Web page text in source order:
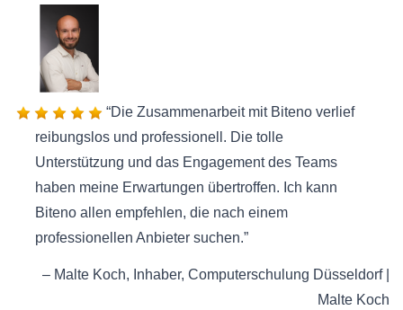
Die Zusammenarbeit mit Biteno verlief
reibungslos und professionell. Die tolle
Unterstützung und das Engagement des Teams
haben meine Erwartungen übertroffen. Ich kann
Biteno allen empfehlen, die nach einem
professionellen Anbieter suchen.
Malte Koch Inhaber Computerschulung Düsseldorf |
Malte Koch